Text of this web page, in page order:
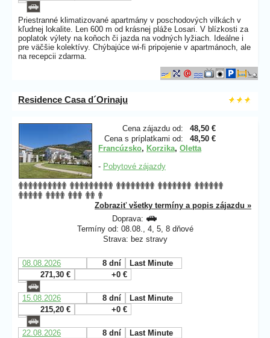
Priestranné klimatizované apartmány v poschodových vilkách v
kľudnej lokalite. Len 600 m od krásnej pláže Losari. V blízkosti za
poplatok výlety na koňoch či jazda na vodných lyžiach. Ideálne i
pre väčšie kolektívy. Chýbajúce wi-fi pripojenie v apartmánoch, ale
na recepcii zdarma.
Residence Casa d´Orinaju
Cena zájazdu od:
48,50 €
Cena s príplatkami od:
48,50 €
Francúzsko, Korzika, Oletta
- Pobytové zájazdy
Zobraziť všetky termíny a popis zájazdu »
Doprava:
Termíny od: 08.08., 4, 5, 8 dňové
Strava: bez stravy
08.08.2026 8 dní
Last Minute
271,30 €
+0 €
15.08.2026 8 dní
Last Minute
215,20 €
+0 €
22.08.2026 8 dní
Last Minute